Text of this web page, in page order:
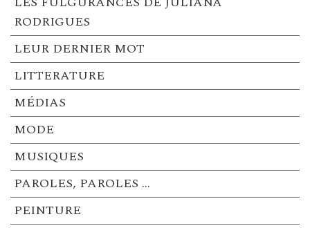
RODRIGUES
LEUR DERNIER MOT
LITTERATURE
MÉDIAS
MODE
MUSIQUES
PAROLES, PAROLES …
PEINTURE